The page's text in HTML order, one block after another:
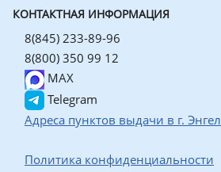
КОНТАКТНАЯ ИНФОРМАЦИЯ
8(845) 233-89-96
8(800) 350 99 12
MAX
Telegram
Адреса пунктов выдачи в г.
Политика конфиденциальности